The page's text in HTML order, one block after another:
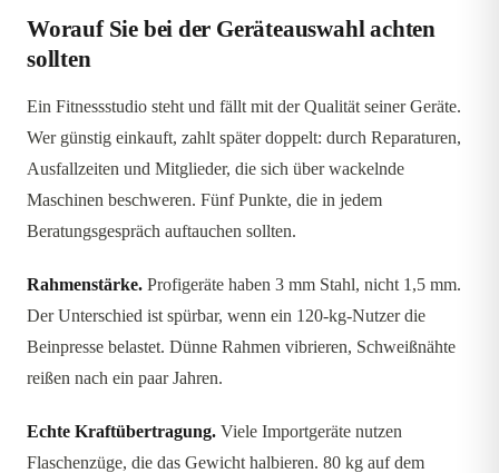
Worauf Sie bei der Geräteauswahl achten
sollten
Ein Fitnessstudio steht und fällt mit der Qualität seiner Geräte.
Wer günstig einkauft, zahlt später doppelt: durch Reparaturen,
Ausfallzeiten und Mitglieder, die sich über wackelnde
Maschinen beschweren. Fünf Punkte, die in jedem
Beratungsgespräch auftauchen sollten.
Rahmenstärke. Profigeräte haben 3 mm Stahl, nicht 1,5 mm.
Der Unterschied ist spürbar, wenn ein 120-kg-Nutzer die
Beinpresse belastet. Dünne Rahmen vibrieren, Schweißnähte
reißen nach ein paar Jahren.
Echte Kraftübertragung. Viele Importgeräte nutzen
Flaschenzüge, die das Gewicht halbieren. 80 kg auf dem